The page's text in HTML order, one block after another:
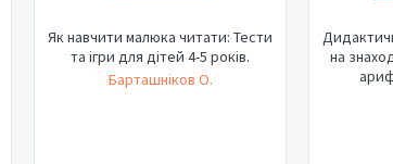
Як навчити малюка читати: Тести
та ігри для дітей 4-5 років.
Барташніков О.
на